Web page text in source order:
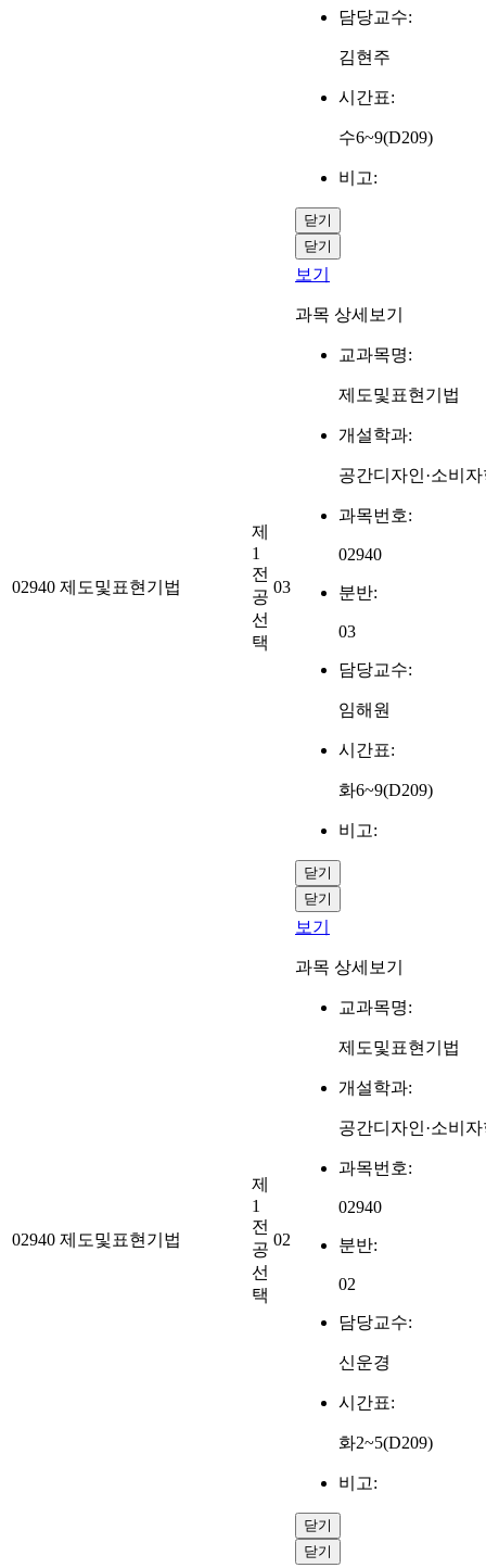
담당교수:
김현주
시간표:
수6~9(D209)
비고:
닫기
닫기
02940 제도및표현기법
제
1
전
공
선
택
03
보기
과목 상세보기
교과목명:
제도및표현기법
개설학과:
공간디자인·소비
과목번호:
02940
분반:
03
담당교수:
임해원
시간표:
화6~9(D209)
비고:
닫기
닫기
02940 제도및표현기법
제
1
전
공
선
택
02
보기
과목 상세보기
교과목명:
제도및표현기법
개설학과:
공간디자인·소비
과목번호:
02940
분반:
02
담당교수:
신운경
시간표:
화2~5(D209)
비고:
닫기
닫기